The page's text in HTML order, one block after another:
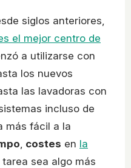
siglos anteriores,
el mejor centro de
a utilizarse con
los nuevos
las lavadoras con
incluso de
más fácil a la
costes en la
sea algo más